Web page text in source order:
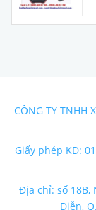
CÔNG TY TNHH
Giấy phép KD:
Địa chỉ: số 18B,
Diễn,